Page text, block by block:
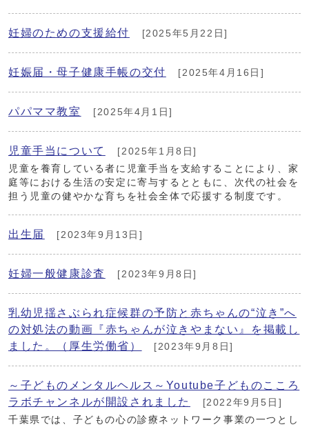
妊婦のための支援給付 [2025年5月22日]
妊娠届・母子健康手帳の交付 [2025年4月16日]
パパママ教室 [2025年4月1日]
児童手当について
[2025年1月8日]
児童を養育している者に児童手当を支給することにより、家
庭等における生活の安定に寄与するとともに、次代の社会を
担う児童の健やかな育ちを社会全体で応援する制度です。
出生届 [2023年9月13日]
妊婦一般健康診査 [2023年9月8日]
乳幼児揺さぶられ症候群の予防と赤ちゃんの“泣き”へ
の対処法の動画『赤ちゃんが泣きやまない』を掲載し
ました。（厚生労働省）
[2023年9月8日]
～子どものメンタルヘルス～Youtube子どものこころ
ラボチャンネルが開設されました
[2022年9月5日]
千葉県では、子どもの心の診療ネットワーク事業の一つとし